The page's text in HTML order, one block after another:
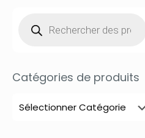
de
Catégories de produits